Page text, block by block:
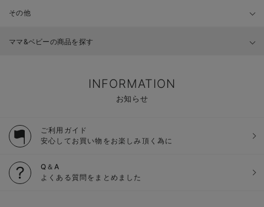
その他
ママ&ベビーの商品を探す
INFORMATION
お知らせ
ご利用ガイド
安心してお買い物をお楽しみ頂く為に
Q＆A
よくある質問をまとめました